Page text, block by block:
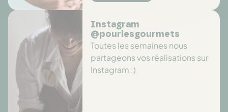
Instagram
@pourlesgourmets
Toutes les semaines nous
partageons vos réalisations sur
Instagram :)